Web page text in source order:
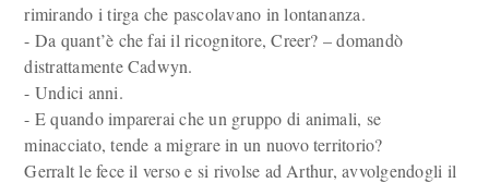
rimirando i tirga che pascolavano in lontananza.
- Da quant’è che fai il ricognitore, Creer? – domandò
distrattamente Cadwyn.
- Undici anni.
- E quando imparerai che un gruppo di animali, se
minacciato, tende a migrare in un nuovo territorio?
Gerralt le fece il verso e si rivolse ad Arthur, avvolgendogli il